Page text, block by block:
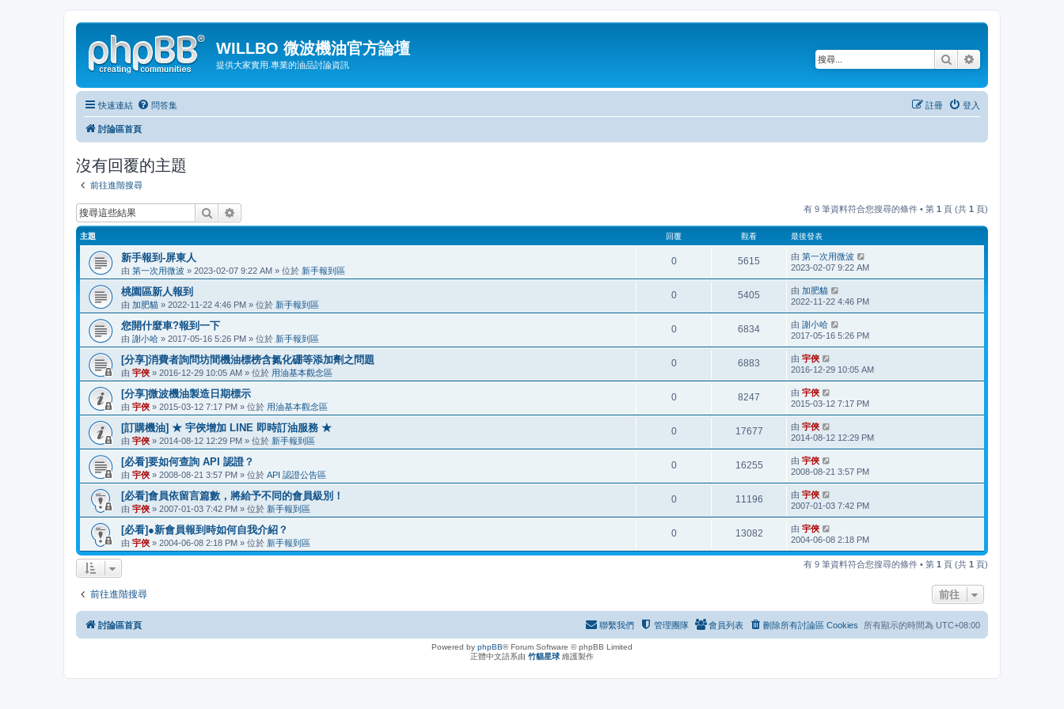
WILLBO 微波機油官方論壇
提供大家實用.專業的油品討論資訊 搜尋
快速連結 問答集 登入
註冊
討論區首頁
沒有回覆的主題
前往進階搜尋
搜尋 有 9 筆資料符合您搜尋的條件 • 第 1 頁 (共 1 頁)
主題 回覆 觀看 最後發表
新手報到-屏東人
由 第一次用微波 » 2023-02-07 9:22 AM » 位於 新手報到區
0 5615 由 第一次用微波
2023-02-07 9:22 AM
桃園區新人報到
由 加肥貓 » 2022-11-22 4:46 PM » 位於 新手報到區
0 5405 由 加肥貓
2022-11-22 4:46 PM
您開什麼車?報到一下
由 謝小哈 » 2017-05-16 5:26 PM » 位於 新手報到區
0 6834 由 謝小哈
2017-05-16 5:26 PM
[分享]消費者詢問坊間機油標榜含氮化硼等添加劑之問題
由 宇俠 » 2016-12-29 10:05 AM » 位於 用油基本觀念區
0 6883 由 宇俠
2016-12-29 10:05 AM
[分享]微波機油製造日期標示
由 宇俠 » 2015-03-12 7:17 PM » 位於 用油基本觀念區
0 8247 由 宇俠
2015-03-12 7:17 PM
[訂購機油] ★ 宇俠增加 LINE 即時訂油服務 ★
由 宇俠 » 2014-08-12 12:29 PM » 位於 新手報到區
0 17677 由 宇俠
2014-08-12 12:29 PM
[必看]要如何查詢 API 認證？
由 宇俠 » 2008-08-21 3:57 PM » 位於 API 認證公告區
0 16255 由 宇俠
2008-08-21 3:57 PM
[必看]會員依留言篇數，將給予不同的會員級別！
由 宇俠 » 2007-01-03 7:42 PM » 位於 新手報到區
0 11196 由 宇俠
2007-01-03 7:42 PM
[必看]●新會員報到時如何自我介紹？
由 宇俠 » 2004-06-08 2:18 PM » 位於 新手報到區
0 13082 由 宇俠
2004-06-08 2:18 PM
有 9 筆資料符合您搜尋的條件 • 第 1 頁 (共 1 頁)
前往進階搜尋 前往
討論區首頁 所有顯示的時間為 UTC+08:00
刪除所有討論區 Cookies
會員列表
管理團隊
聯繫我們
Powered by phpBB® Forum Software © phpBB Limited
正體中文語系由 竹貓星球 維護製作